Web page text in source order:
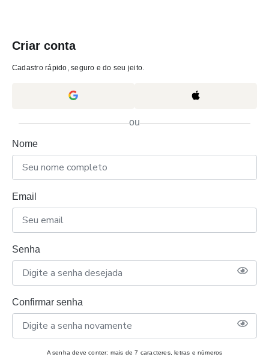
Criar conta
Cadastro rápido, seguro e do seu jeito.
ou
Nome
Email
Senha
Confirmar senha
A senha deve conter: mais de 7 caracteres, letras e números